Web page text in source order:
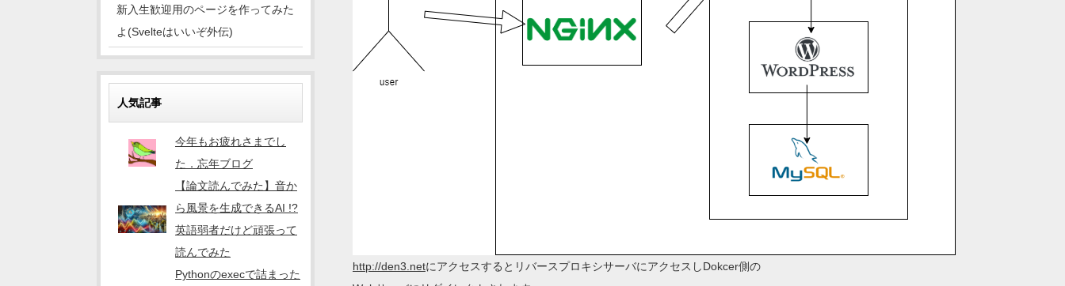
http://den3.netにアクセスするとリバースプロキシサーバにアクセスしDokcer側の
新入生歓迎用のページを作ってみた
よ(Svelteはいいぞ外伝)
人気記事
今年もお疲れさまでし
た．忘年ブログ
【論文読んでみた】音か
ら風景を生成できるAI !?
英語弱者だけど頑張って
読んでみた
Pythonのexecで詰まった